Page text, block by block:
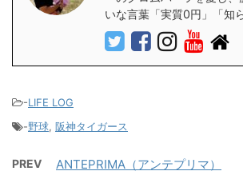
いな言葉「実質0円」「知
-LIFE LOG
-野球, 阪神タイガース
PREV ANTEPRIMA（アンテプリマ）